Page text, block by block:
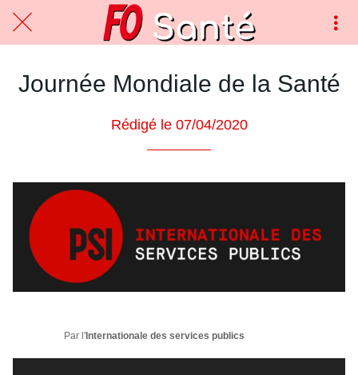
Journée Mondiale de la Santé
Rédigé le 07/04/2020
Par l'Internationale des services publics